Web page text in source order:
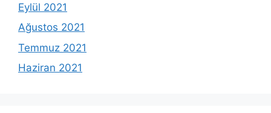
Eylül 2021
Ağustos 2021
Temmuz 2021
Haziran 2021